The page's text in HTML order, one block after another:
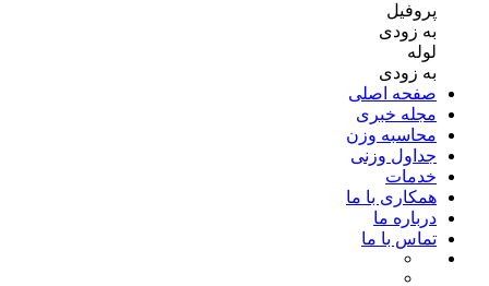
پروفیل
به زودی
لوله
به زودی
صفحه اصلی
مجله خبری
محاسبه وزن
جداول وزنی
خدمات
همکاری با ما
درباره ما
تماس با ما